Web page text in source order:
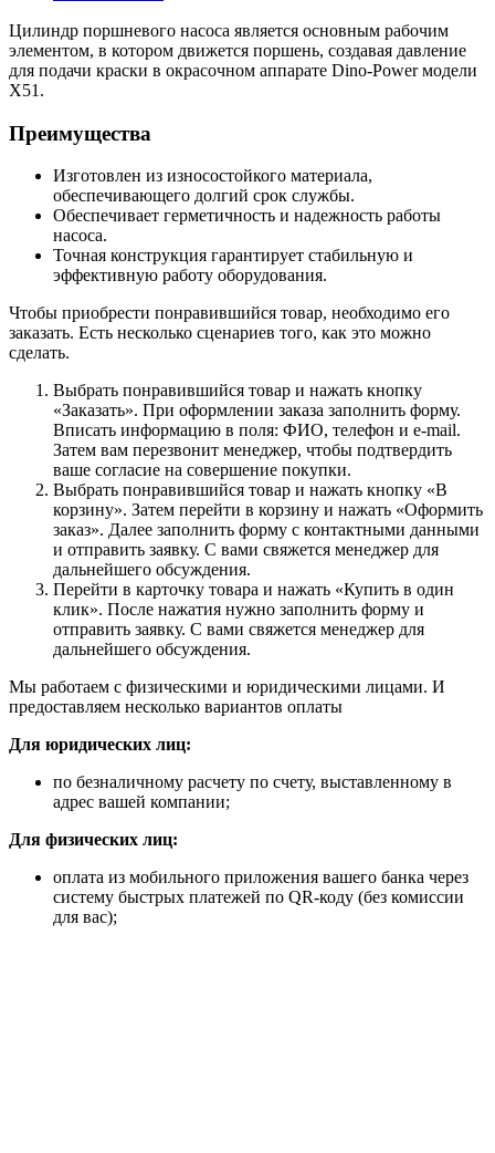
Цилиндр поршневого насоса является основным рабочим
элементом, в котором движется поршень, создавая давление
для подачи краски в окрасочном аппарате Dino-Power модели
X51.
Преимущества
Изготовлен из износостойкого материала,
обеспечивающего долгий срок службы.
Обеспечивает герметичность и надежность работы
насоса.
Точная конструкция гарантирует стабильную и
эффективную работу оборудования.
Чтобы приобрести понравившийся товар, необходимо его
заказать. Есть несколько сценариев того, как это можно
сделать.
Выбрать понравившийся товар и нажать кнопку
«Заказать». При оформлении заказа заполнить форму.
Вписать информацию в поля: ФИО, телефон и e-mail.
Затем вам перезвонит менеджер, чтобы подтвердить
ваше согласие на совершение покупки.
Выбрать понравившийся товар и нажать кнопку «В
корзину». Затем перейти в корзину и нажать «Оформить
заказ». Далее заполнить форму с контактными данными
и отправить заявку. С вами свяжется менеджер для
дальнейшего обсуждения.
Перейти в карточку товара и нажать «Купить в один
клик». После нажатия нужно заполнить форму и
отправить заявку. С вами свяжется менеджер для
дальнейшего обсуждения.
Мы работаем с физическими и юридическими лицами. И
предоставляем несколько вариантов оплаты
Для юридических лиц:
по безналичному расчету по счету, выставленному в
адрес вашей компании;
Для физических лиц:
оплата из мобильного приложения вашего банка через
систему быстрых платежей по QR-коду (без комиссии
для вас);